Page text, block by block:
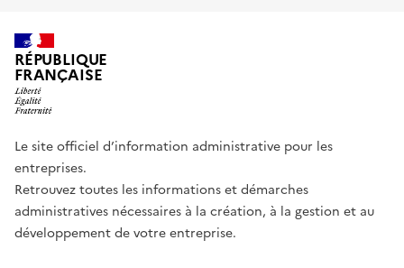
RÉPUBLIQUE
FRANÇAISE
Le site officiel d’information administrative pour les
entreprises.
Retrouvez toutes les informations et démarches
administratives nécessaires à la création, à la gestion et au
développement de votre entreprise.